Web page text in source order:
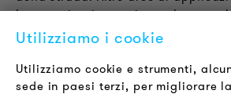
lampeggianti rotanti sono la
pericolo da parte di macchinari o
A causa della loro percezione
elevata, servono come segnali
avvertimento per situazioni
Utilizziamo i cookie
Utilizziamo cookie e strumenti,
sede in paesi terzi, per migliorare